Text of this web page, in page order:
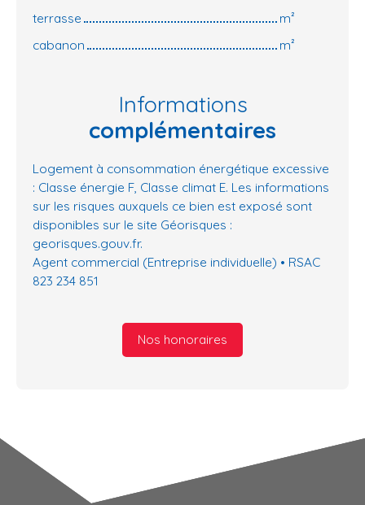
terrasse
m²
cabanon
m²
Informations
complémentaires
Logement à consommation énergétique excessive
: Classe énergie F, Classe climat E. Les informations
sur les risques auxquels ce bien est exposé sont
disponibles sur le site Géorisques :
georisques.gouv.fr.
Agent commercial (Entreprise individuelle) • RSAC
823 234 851
Nos honoraires